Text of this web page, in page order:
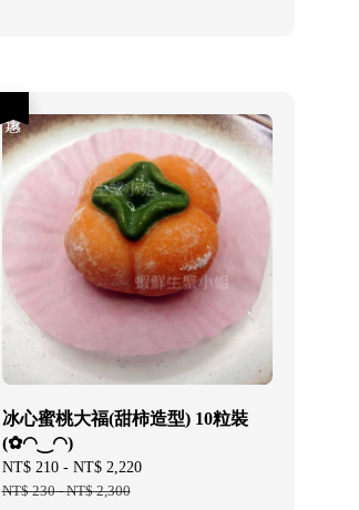
冰心蜜桃大福(甜柿造型) 10粒裝
(✿◠‿◠)
Sale
price
NT$ 210- NT$ 2,220
NT$ 230-NT$ 2,300